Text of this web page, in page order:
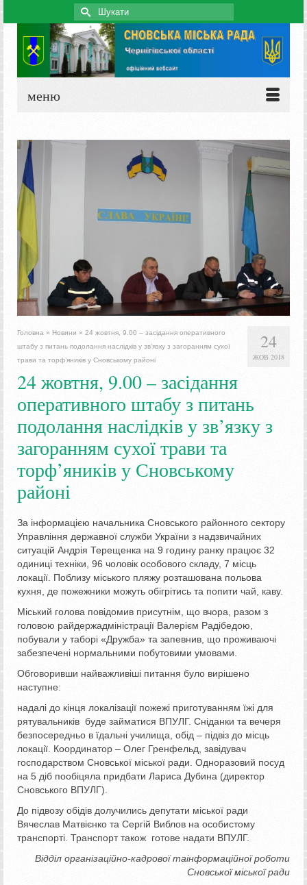
Search
for:
меню
24
ЖОВ 2018
Головна » Новини » 24 жовтня, 9.00 – засідання оперативного
штабу з питань подолання наслідків у зв’язку з загоранням сухої
трави та торф’яників у Сновському районі
24 жовтня, 9.00 – засідання
оперативного штабу з питань
подолання наслідків у зв’язку з
загоранням сухої трави та
торф’яників у Сновському
районі
За інформацією начальника Сновського районного сектору
Управління державної служби України з надзвичайних
ситуацій Андрія Терещенка на 9 годину ранку працює 32
одиниці техніки, 96 чоловік особового складу, 7 місць
локації. Поблизу міського пляжу розташована польова
кухня, де пожежники можуть обігрітись та попити чай, каву.
Міський голова повідомив присутнім, що вчора, разом з
головою райдержадміністрації Валерієм Радібедою,
побували у таборі «Дружба» та запевнив, що проживаючі
забезпечені нормальними побутовими умовами.
Обговоривши найважливіші питання було вирішено
наступне:
надалі до кінця локалізації пожежі приготуванням їжі для
рятувальників буде займатися ВПУЛГ. Сніданки та вечеря
безпосередньо в їдальні училища, обід – підвіз до місць
локації. Координатор – Олег Гренфельд, завідувач
господарством Сновської міської ради. Одноразовий посуд
на 5 діб пообіцяла придбати Лариса Дубина (директор
Сновського ВПУЛГ).
До підвозу обідів долучились депутати міської ради
Вячеслав Матвієнко та Сергій Виблов на особистому
транспорті. Транспорт також готове надати ВПУЛГ.
Відділ організаційно-кадрової таінформаційної роботи
Сновської міської ради